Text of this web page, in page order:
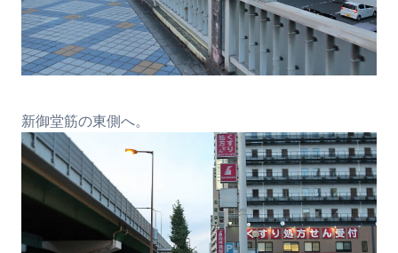
新御堂筋の東側へ。